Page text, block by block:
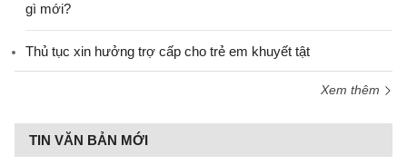
gì mới?
Thủ tục xin hưởng trợ cấp cho trẻ em khuyết tật
Xem thêm
TIN VĂN BẢN MỚI